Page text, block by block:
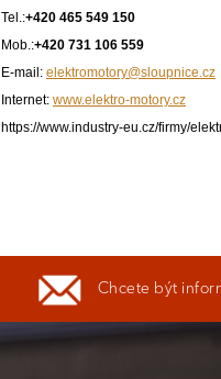
Tel.:+420 465 549 150
Mob.:+420 731 106 559
E-mail: elektromotory@sloupnice.cz
Internet: www.elektro-motory.cz
https://www.industry-eu.cz/firmy/
Chcete být